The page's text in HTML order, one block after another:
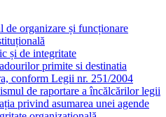
de organizare și funcționare
și de integritate
primite si destinatia
conform Legii nr. 251/2004
de raportare a încălcărilor legii
privind asumarea unei agende